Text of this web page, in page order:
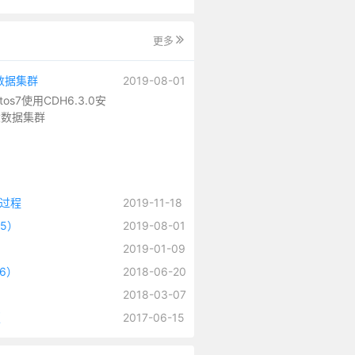
更多
据集群
使用CDH6.3.0安
据集群
2019-08-01
程
2019-11-18
2019-08-01
2019-01-09
2018-06-20
2018-03-07
2017-06-15